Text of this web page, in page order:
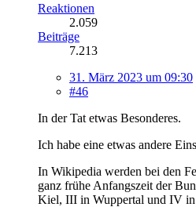
Reaktionen
2.059
Beiträge
7.213
31. März 2023 um 09:30
#46
In der Tat etwas Besonderes.
Ich habe eine etwas andere
In Wikipedia werden bei den
ganz frühe Anfangszeit der
Kiel, III in Wuppertal und IV in